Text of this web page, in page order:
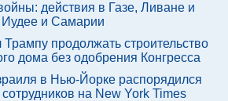
действия в Газе, Ливане и
и Самарии
Трампу продолжать строительство
дома без одобрения Конгресса
в Нью-Йорке распорядился
на New York Times